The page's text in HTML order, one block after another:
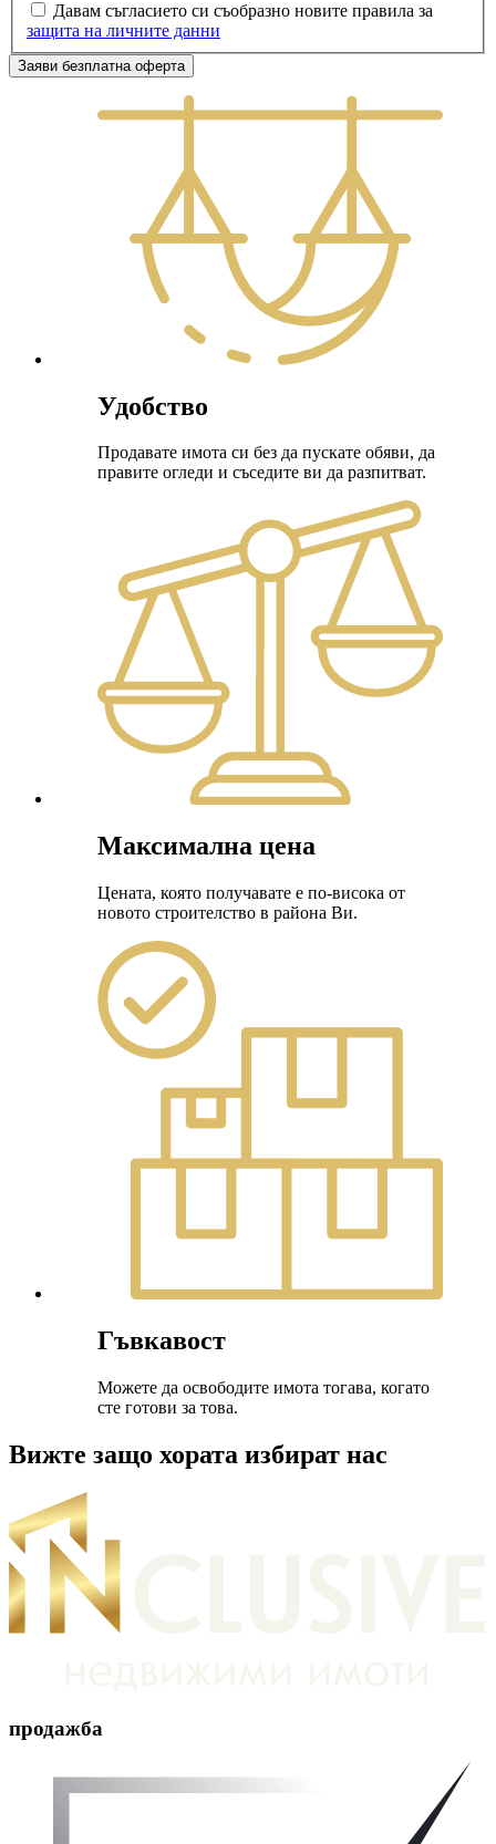
Давам съгласието си съобразно новите правила за
защита на личните данни
Заяви безплатна оферта
Удобство
Продавате имота си без да пускате обяви, да
правите огледи и съседите ви да разпитват.
Максимална цена
Цената, която получавате е по-висока от
новото строителство в района Ви.
Гъвкавост
Можете да освободите имота тогава, когато
сте готови за това.
Вижте защо хората избират нас
продажба